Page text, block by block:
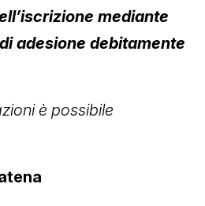
mediante
adesione debitamente
è possibile